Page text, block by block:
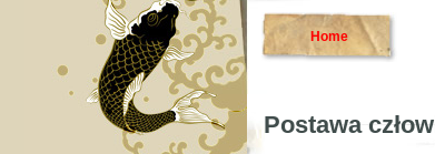
Home
Postawa